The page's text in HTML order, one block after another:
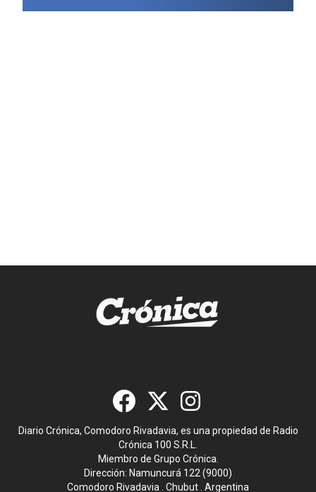
Diario Crónica, Comodoro Rivadavia, es una propiedad de Radio
Crónica 100 S.R.L.
Miembro de Grupo Crónica.
Dirección: Namuncurá 122 (9000)
Comodoro Rivadavia . Chubut . Argentina